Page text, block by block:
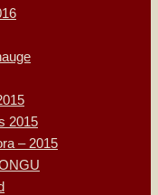
2015
– 2015